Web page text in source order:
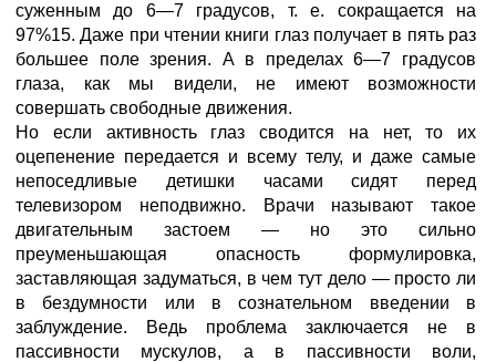
суженным до 6—7 градусов, т. е. сокращается на
97%15. Даже при чтении книги глаз получает в пять раз
большее поле зрения. А в пределах 6—7 градусов
глаза, как мы видели, не имеют возможности
совершать свободные движения.
Но если активность глаз сводится на нет, то их
оцепенение передается и всему телу, и даже самые
непоседливые детишки часами сидят перед
телевизором неподвижно. Врачи называют такое
двигательным застоем — но это сильно
преуменьшающая опасность формулировка,
заставляющая задуматься, в чем тут дело — просто ли
в бездумности или в сознательном введении в
заблуждение. Ведь проблема заключается не в
пассивности мускулов, а в пассивности воли,